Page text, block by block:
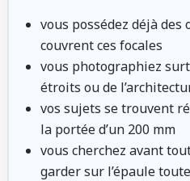
vous possédez déjà des
couvrent ces focales
vous photographiez
étroits ou de
vos sujets se trouvent
la portée d’un 200 mm
vous cherchez avant
garder sur l’épaule